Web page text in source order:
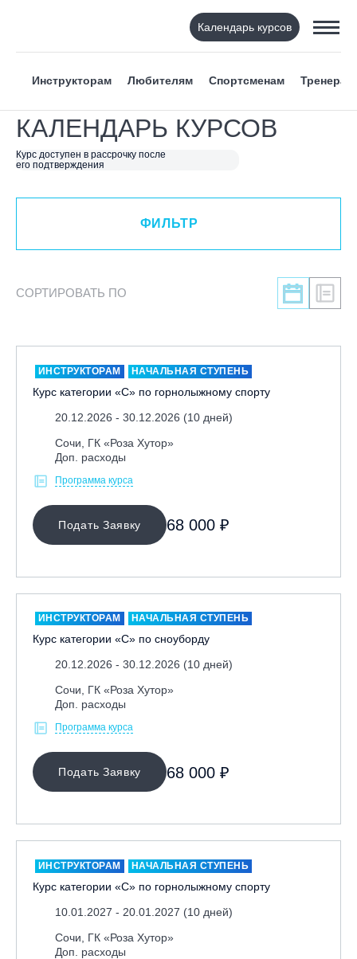
Календарь курсов
Инструкторам Любителям Спортсменам Тренерам
КАЛЕНДАРЬ КУРСОВ
Курс доступен в рассрочку после
его подтверждения
ФИЛЬТР
ВИД СПОРТА
Я ХОЧУ
КАТЕГОРИЯ
ЛЕКТОР
МЕСТО ПРОВЕДЕНИЯ
Байкальск, ГЛЦ «Гора Соболиная»
Вологодская обл., ГЛК "Ципина гора"
Грузия, ГК «Гудаури»
Дистанционно
Ижевск, КАО «Нечкино»
Иркутск, ГЛЦ «Олха»
Кабардино-Балкарская Респ., ВТРК «Эльбрус»
Казань, Город-курорт «Свияжские холмы»
Кемеровская обл., ГК «Шерегеш»
Китай, Харбин, ГЛЦ «BONSKI»
Комсомольск-на-Амуре, ГЛК «Холдоми»
Красноярск, ФП «Бобровый лог»
Ленинградская обл., ГЛК «Золотая долина»
ФИЛЬТР
СОРТИРОВАТЬ ПО
ИНСТРУКТОРАМ НАЧАЛЬНАЯ СТУПЕНЬ
Курс категории «С» по горнолыжному спорту
20.12.2026 - 30.12.2026 (10 дней)
Сочи, ГК «Роза Хутор»
Доп. расходы
Программа курса
Подать Заявку 68 000 ₽
ИНСТРУКТОРАМ НАЧАЛЬНАЯ СТУПЕНЬ
Курс категории «С» по сноуборду
20.12.2026 - 30.12.2026 (10 дней)
Сочи, ГК «Роза Хутор»
Доп. расходы
Программа курса
Подать Заявку 68 000 ₽
ИНСТРУКТОРАМ НАЧАЛЬНАЯ СТУПЕНЬ
Курс категории «С» по горнолыжному спорту
10.01.2027 - 20.01.2027 (10 дней)
Сочи, ГК «Роза Хутор»
Доп. расходы